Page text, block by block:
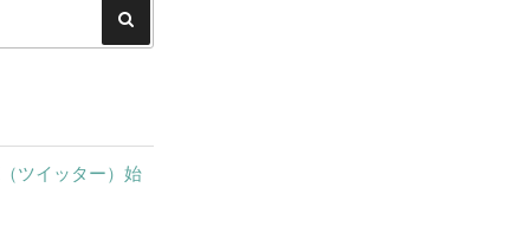
検
索
ツイッター）始